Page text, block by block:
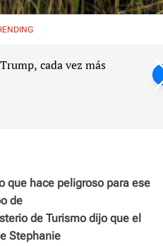
w
c
e
e
cada vez más
que hace peligroso para ese
de
de Turismo dijo que el
Stephanie